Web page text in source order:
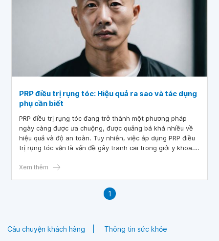
PRP điều trị rụng tóc: Hiệu quả ra sao và tác dụng
phụ cần biết
PRP điều trị rụng tóc đang trở thành một phương pháp
ngày càng được ưa chuộng, được quảng bá khá nhiều về
hiệu quả và độ an toàn. Tuy nhiên, việc áp dụng PRP điều
trị rụng tóc vẫn là vấn đề gây tranh cãi trong giới y khoa.
trị rụng tóc, đồng thời đánh giá quan điểm của nhà nghiên
Xem thêm
1
Câu chuyện khách hàng Thông tin sức khỏe